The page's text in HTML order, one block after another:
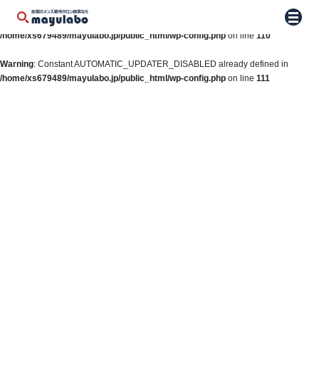
Warning: Constant WP_AUTO_UPDATE_CORE already defined in
/home/xs679489/mayulabo.jp/public_html/wp-config.php on line 110
Warning: Constant AUTOMATIC_UPDATER_DISABLED already defined in
/home/xs679489/mayulabo.jp/public_html/wp-config.php on line 111
メニ